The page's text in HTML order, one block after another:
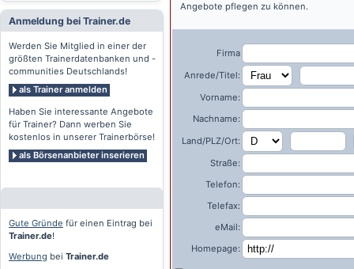
Anmeldung bei Trainer.de
Werden Sie Mitglied in einer der
größten Trainerdatenbanken und -
communities Deutschlands!
als Trainer anmelden
Haben Sie interessante Angebote
für Trainer? Dann werben Sie
kostenlos in unserer Trainerbörse!
als Börsenanbieter inserieren
Gute Gründe für einen Eintrag bei
Trainer.de!
Werbung bei Trainer.de
Angebote pflegen zu können.
Firma
Anrede/Titel:
Vorname:
Nachname:
Land/PLZ/Ort:
Straße:
Telefon:
Telefax:
eMail:
Homepage: